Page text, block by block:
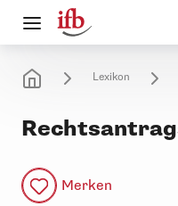
Lexikon
Merken